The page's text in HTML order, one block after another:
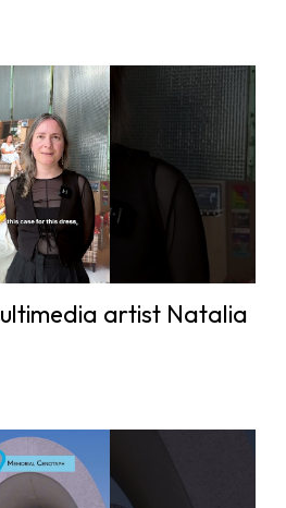
artist Natalia